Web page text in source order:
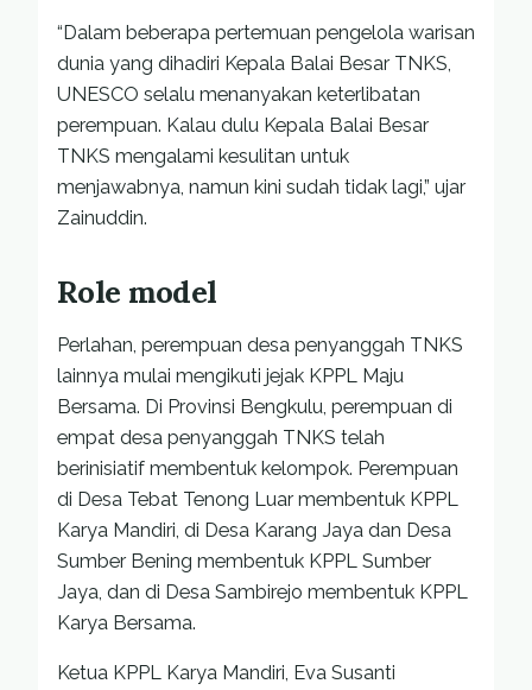
“Dalam beberapa pertemuan pengelola warisan
dunia yang dihadiri Kepala Balai Besar TNKS,
UNESCO selalu menanyakan keterlibatan
perempuan. Kalau dulu Kepala Balai Besar
TNKS mengalami kesulitan untuk
menjawabnya, namun kini sudah tidak lagi,” ujar
Zainuddin.
Role model
Perlahan, perempuan desa penyanggah TNKS
lainnya mulai mengikuti jejak KPPL Maju
Bersama. Di Provinsi Bengkulu, perempuan di
empat desa penyanggah TNKS telah
berinisiatif membentuk kelompok. Perempuan
di Desa Tebat Tenong Luar membentuk KPPL
Karya Mandiri, di Desa Karang Jaya dan Desa
Sumber Bening membentuk KPPL Sumber
Jaya, dan di Desa Sambirejo membentuk KPPL
Karya Bersama.
Ketua KPPL Karya Mandiri, Eva Susanti